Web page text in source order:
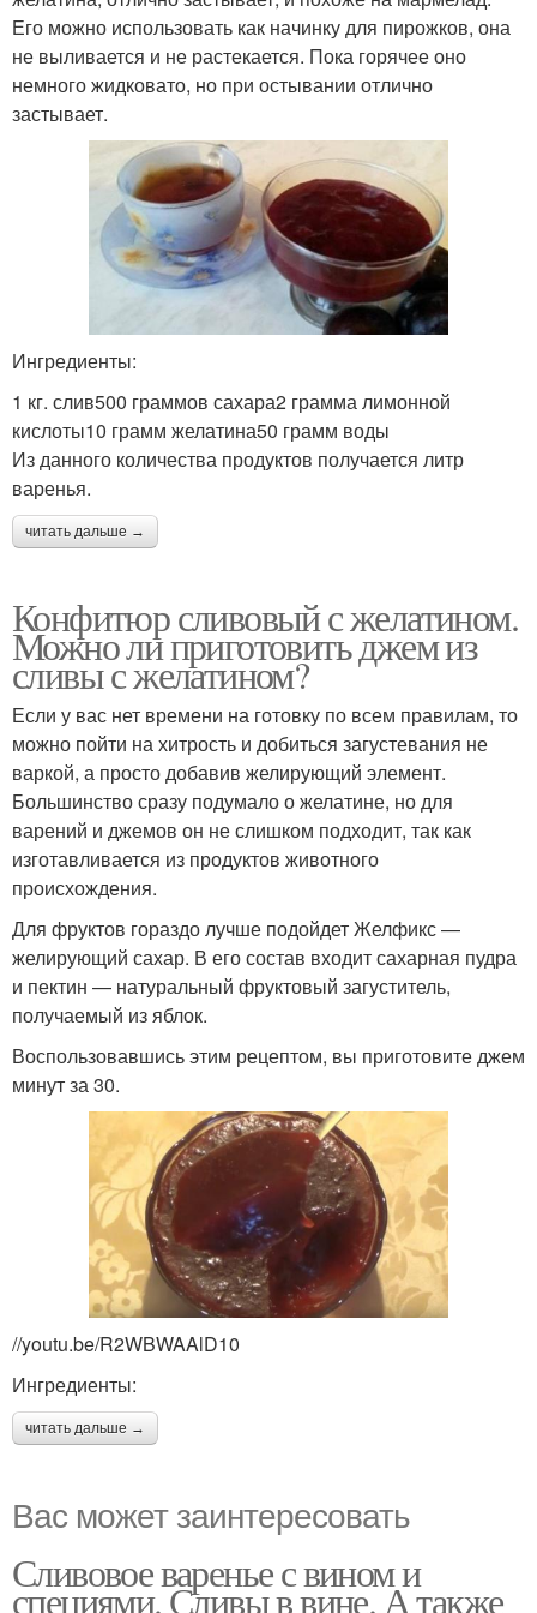
Его можно использовать как начинку для пирожков, она
не выливается и не растекается. Пока горячее оно
немного жидковато, но при остывании отлично
застывает.
Ингредиенты:
1 кг. слив500 граммов сахара2 грамма лимонной
кислоты10 грамм желатина50 грамм воды
Из данного количества продуктов получается литр
варенья.
читать дальше →
Конфитюр сливовый с желатином.
Можно ли приготовить джем из
сливы с желатином?
Если у вас нет времени на готовку по всем правилам, то
можно пойти на хитрость и добиться загустевания не
варкой, а просто добавив желирующий элемент.
Большинство сразу подумало о желатине, но для
варений и джемов он не слишком подходит, так как
изготавливается из продуктов животного
происхождения.
Для фруктов гораздо лучше подойдет Желфикс —
желирующий сахар. В его состав входит сахарная пудра
и пектин — натуральный фруктовый загуститель,
получаемый из яблок.
Воспользовавшись этим рецептом, вы приготовите джем
минут за 30.
//youtu.be/R2WBWAAlD10
Ингредиенты:
читать дальше →
Вас может заинтересовать
Сливовое варенье с вином и
специями. Сливы в вине. А также